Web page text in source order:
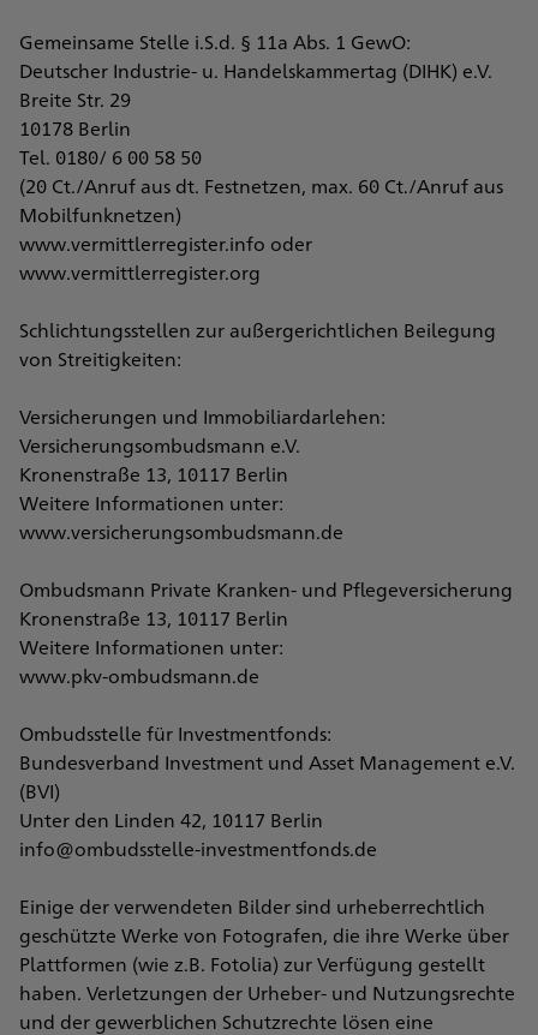
Gemeinsame Stelle i.S.d. § 11a Abs. 1 GewO:
Deutscher Industrie- u. Handelskammertag (DIHK) e.V.
Breite Str. 29
10178 Berlin
Tel. 0180/ 6 00 58 50
(20 Ct./Anruf aus dt. Festnetzen, max. 60 Ct./Anruf aus
Mobilfunknetzen)
www.vermittlerregister.info oder
www.vermittlerregister.org
Schlichtungsstellen zur außergerichtlichen Beilegung
von Streitigkeiten:
Versicherungen und Immobiliardarlehen:
Versicherungsombudsmann e.V.
Kronenstraße 13, 10117 Berlin
Weitere Informationen unter:
www.versicherungsombudsmann.de
Ombudsmann Private Kranken- und Pflegeversicherung
Kronenstraße 13, 10117 Berlin
Weitere Informationen unter:
www.pkv-ombudsmann.de
Ombudsstelle für Investmentfonds:
Bundesverband Investment und Asset Management e.V.
(BVI)
Unter den Linden 42, 10117 Berlin
info@ombudsstelle-investmentfonds.de
Einige der verwendeten Bilder sind urheberrechtlich
geschützte Werke von Fotografen, die ihre Werke über
Plattformen (wie z.B. Fotolia) zur Verfügung gestellt
haben. Verletzungen der Urheber- und Nutzungsrechte
und der gewerblichen Schutzrechte lösen eine